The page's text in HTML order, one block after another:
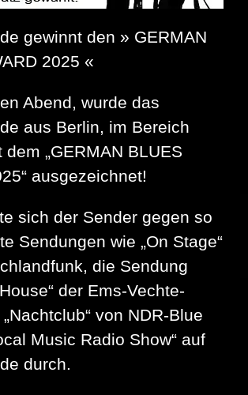
gewinnt den » GERMAN
2025 «
Abend, wurde das
aus Berlin, im Bereich
„GERMAN BLUES
ausgezeichnet!
sich der Sender gegen so
Sendungen wie „On Stage“
die Sendung
der Ems-Vechte-
von NDR-Blue
Music Radio Show“ auf
durch.